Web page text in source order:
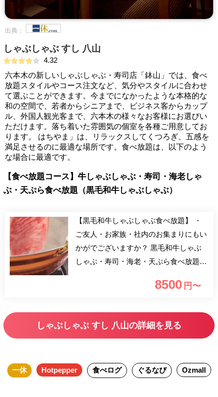
出典：
しゃぶしゃぶ すし 八山
4.32
六本木の新しいしゃぶしゃぶ・寿司店「鉢山」では、食べ
放題スタイルやコース注文など、気分やスタイルに合わせ
て選ぶことができます。今までになかったような本格的な
和の空間で、若者からシニアまで、ビジネス客からカップ
ル、外国人観光客まで、六本木の様々なお客様にお選びい
ただけます。落ち着いた雰囲気の個室を各種ご用意してお
ります。 はちやま」は、リラックスしてくつろぎ、五感を
満足させるのに最適な場所です。食べ放題は、以下のよう
な場合に最適です。
【食べ放題コース】牛しゃぶしゃぶ・寿司・海老しゃ
ぶ・天ぷら食べ放題（黒毛和牛しゃぶしゃぶ）
【黒毛和牛しゃぶしゃぶ食べ放題】 ・
ご友人・お家族・社内のお集まりにもい
かがでございますか？ 黒毛和牛しゃぶ
しゃぶ・寿司・海老・天ぷら食べ放題。
8500 円〜
しゃぶしゃぶ すし 八山の詳細を見る
一休 Hotpepper 食べログ ぐるなび Ozmall